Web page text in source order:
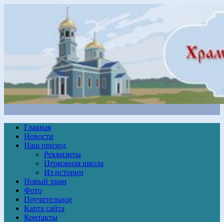
Главная
Новости
Наш приход
Реквизиты
Церковная школа
Из истории
Новый храм
Фото
Поучительное
Карта сайта
Контакты